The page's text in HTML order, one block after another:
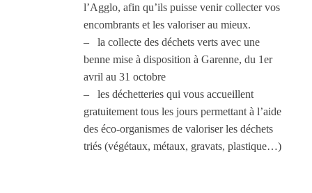
l’Agglo, afin qu’ils puisse venir collecter vos
encombrants et les valoriser au mieux.
– la collecte des déchets verts avec une
benne mise à disposition à Garenne, du 1er
avril au 31 octobre
– les déchetteries qui vous accueillent
gratuitement tous les jours permettant à l’aide
des éco-organismes de valoriser les déchets
triés (végétaux, métaux, gravats, plastique…)